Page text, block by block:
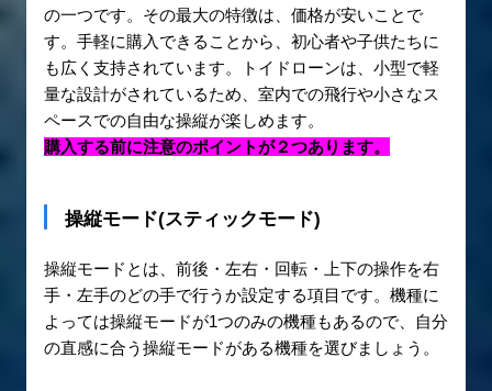
の一つです。その最大の特徴は、価格が安いことで
す。手軽に購入できることから、初心者や子供たちに
も広く支持されています。トイドローンは、小型で軽
量な設計がされているため、室内での飛行や小さなス
ペースでの自由な操縦が楽しめます。
購入する前に注意のポイントが２つあります。
操縦モード(スティックモード)
操縦モードとは、前後・左右・回転・上下の操作を右
手・左手のどの手で行うか設定する項目です。機種に
よっては操縦モードが1つのみの機種もあるので、自分
の直感に合う操縦モードがある機種を選びましょう。